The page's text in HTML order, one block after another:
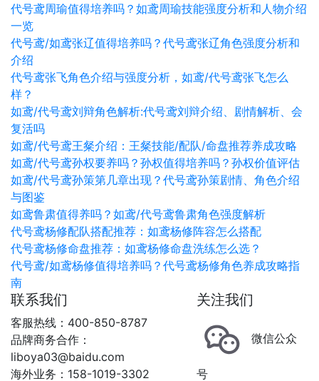
代号鸢周瑜值得培养吗？如鸢周瑜技能强度分析和人物介绍
一览
代号鸢/如鸢张辽值得培养吗？代号鸢张辽角色强度分析和
介绍
代号鸢张飞角色介绍与强度分析，如鸢/代号鸢张飞怎么
样？
如鸢/代号鸢刘辩角色解析:代号鸢刘辩介绍、剧情解析、会
复活吗
如鸢/代号鸢王粲介绍：王粲技能/配队/命盘推荐养成攻略
如鸢/代号鸢孙权要养吗？孙权值得培养吗？孙权价值评估
如鸢/代号鸢孙策第几章出现？代号鸢孙策剧情、角色介绍
与图鉴
如鸢鲁肃值得养吗？如鸢/代号鸢鲁肃角色强度解析
代号鸢杨修配队搭配推荐：如鸢杨修阵容怎么搭配
代号鸢杨修命盘推荐：如鸢杨修命盘洗练怎么选？
代号鸢/如鸢杨修值得培养吗？代号鸢杨修角色养成攻略指
南
联系我们
客服热线：400-850-8787
品牌商务合作：
liboya03@baidu.com
海外业务：158-1019-3302
关注我们
微信公众
号